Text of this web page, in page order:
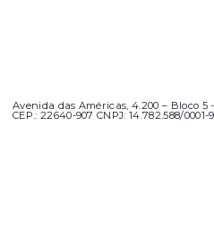
Avenida das Américas, 4.200 – Bloco 5
CEP.: 22640-907 CNPJ: 14.782.588/0001-